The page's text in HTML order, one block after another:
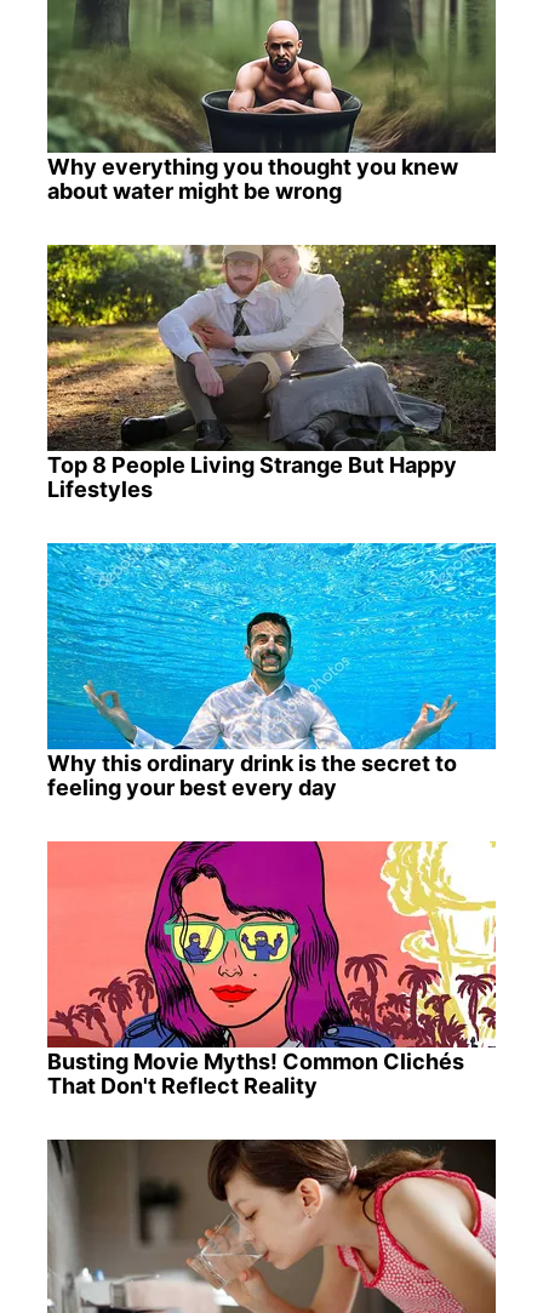
Why everything you thought you knew
about water might be wrong
Top 8 People Living Strange But Happy
Lifestyles
Why this ordinary drink is the secret to
feeling your best every day
Busting Movie Myths! Common Clichés
That Don't Reflect Reality